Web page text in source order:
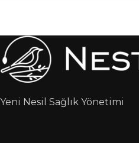
Yeni Nesil Sağlık Yönetimi